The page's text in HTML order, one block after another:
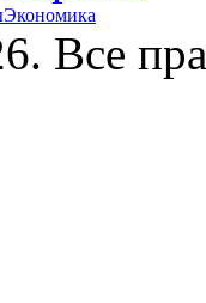
Экономика
Все